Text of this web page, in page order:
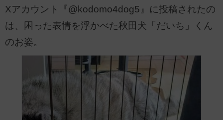
Xアカウント『@kodomo4dog5』に投稿されたの
は、困った表情を浮かべた秋田犬「だいち」くん
のお姿。